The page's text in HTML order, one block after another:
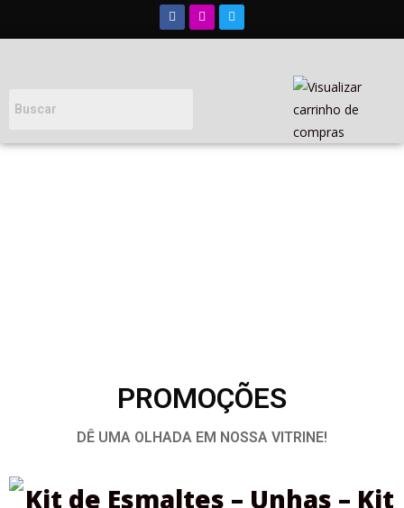
PROMOÇÕES
DÊ UMA OLHADA EM NOSSA VITRINE!